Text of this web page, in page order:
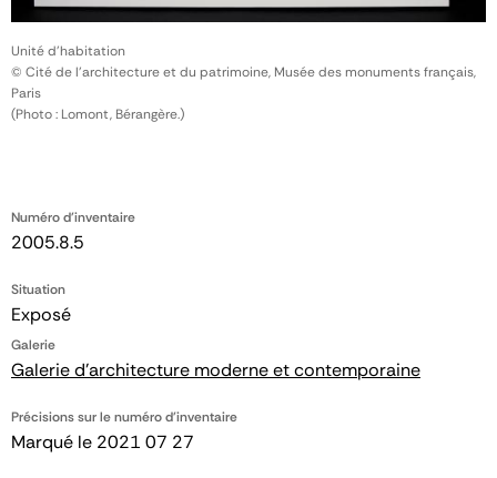
Numéro d'inventaire
2005.8.5
Situation
Exposé
Galerie
Galerie d'architecture moderne et contemporaine
Précisions sur le numéro d'inventaire
Marqué le 2021 07 27
Unité d'habitation
© Cité de l'architecture et du patrimoine, Musée des monuments français,
Paris
(Photo : Lomont, Bérangère.)